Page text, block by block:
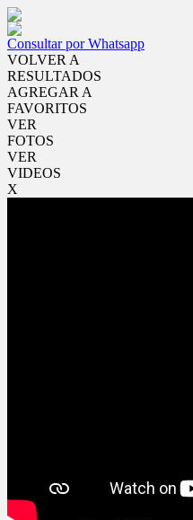
Consultar por Whatsapp
VOLVER A
RESULTADOS
AGREGAR A
FAVORITOS
VER
FOTOS
VER
VIDEOS
X